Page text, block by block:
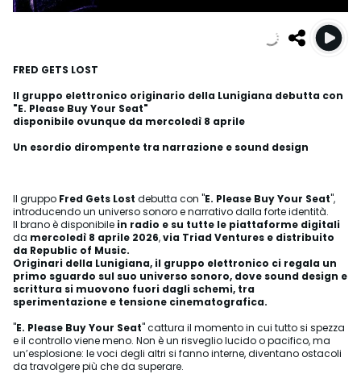
FRED GETS LOST
Il gruppo elettronico originario della Lunigiana debutta con
"E. Please Buy Your Seat"
disponibile ovunque da mercoledì 8 aprile
Un esordio dirompente tra narrazione e sound design
Il gruppo Fred Gets Lost debutta con "E. Please Buy Your Seat",
introducendo un universo sonoro e narrativo dalla forte identità.
Il brano è disponibile in radio e su tutte le piattaforme digitali
da mercoledì 8 aprile 2026,via Triad Ventures e distribuito
da Republic of Music.
Originari della Lunigiana, il gruppo elettronico ci regala un
primo sguardo sul suo universo sonoro, dove sound design e
scrittura si muovono fuori dagli schemi, tra
sperimentazione e tensione cinematografica.
"E. Please Buy Your Seat" cattura il momento in cui tutto si spezza
e il controllo viene meno. Non è un risveglio lucido o pacifico, ma
un’esplosione: le voci degli altri si fanno interne, diventano ostacoli
da travolgere più che da superare.